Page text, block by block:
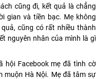
cũng đi, kết quả là chẳng
gian và tiền bạc. Mẹ không
cũng có rất nhiều thành
nguyên nhân của mình là gì
hội Facebook mẹ đã tình cờ
muộn Hà Nội. Mẹ đã tâm sự